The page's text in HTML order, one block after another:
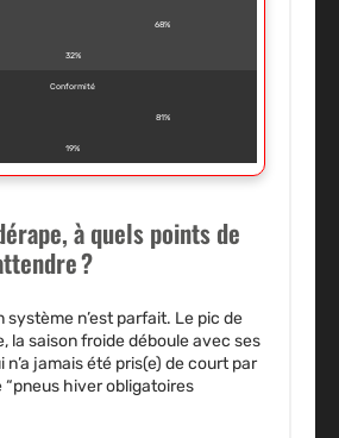
68%
32%
Conformité
81%
19%
à quels points de
?
n’est parfait. Le pic de
la saison froide déboule avec ses
jamais été pris(e) de court par
“pneus hiver obligatoires